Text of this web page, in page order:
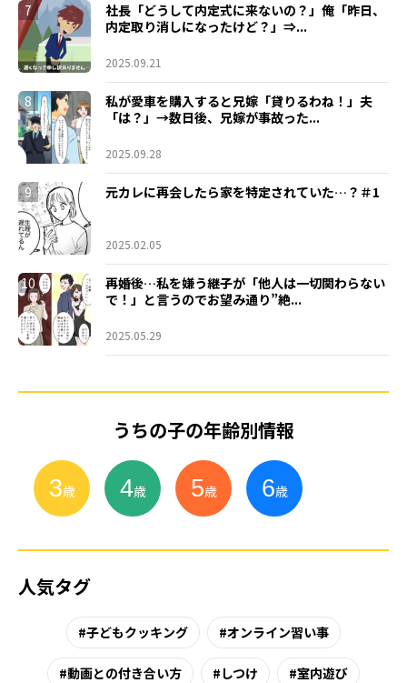
7
社長「どうして内定式に来ないの？」俺「昨日、
内定取り消しになったけど？」⇒...
2025.09.21
8
私が愛車を購入すると兄嫁「貸りるわね！」夫
「は？」→数日後、兄嫁が事故った...
2025.09.28
9 元カレに再会したら家を特定されていた…？＃1
2025.02.05
10
再婚後…私を嫌う継子が「他人は一切関わらない
で！」と言うのでお望み通り”絶...
2025.05.29
うちの子の年齢別情報
3歳 4歳 5歳 6歳
人気タグ
子どもクッキング オンライン習い事
動画との付き合い方 しつけ 室内遊び